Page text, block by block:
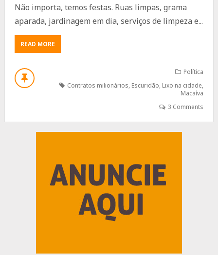
Não importa, temos festas. Ruas limpas, grama
aparada, jardinagem em dia, serviços de limpeza e...
READ MOREABOUT
LIXO,
ESCURIDÃO?
IMPORTA,
TEMOS
Política
Contratos milionários, Escuridão, Lixo na cidade,
Macaíva
3 Comments